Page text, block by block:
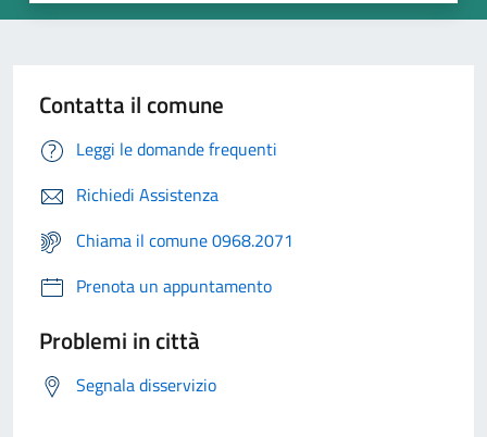
Contatta il comune
Leggi le domande frequenti
Richiedi Assistenza
Chiama il comune 0968.2071
Prenota un appuntamento
Problemi in città
Segnala disservizio